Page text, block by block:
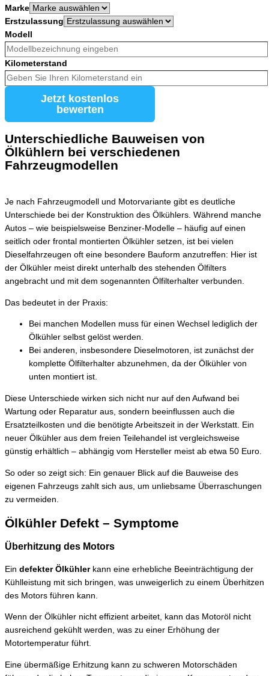
Marke
Erstzulassung
Modell
Kilometerstand
Jetzt kostenlos
bewerten
Unterschiedliche Bauweisen von
Ölkühlern bei verschiedenen
Fahrzeugmodellen
Je nach Fahrzeugmodell und Motorvariante gibt es deutliche
Unterschiede bei der Konstruktion des Ölkühlers. Während manche
Autos – wie beispielsweise Benziner-Modelle – häufig auf einen
seitlich oder frontal montierten Ölkühler setzen, ist bei vielen
Dieselfahrzeugen oft eine besondere Bauform anzutreffen: Hier ist
der Ölkühler meist direkt unterhalb des stehenden Ölfilters
angebracht und mit dem sogenannten Ölfilterhalter verbunden.
Das bedeutet in der Praxis:
Bei manchen Modellen muss für einen Wechsel lediglich der
Ölkühler selbst gelöst werden.
Bei anderen, insbesondere Dieselmotoren, ist zunächst der
komplette Ölfilterhalter abzunehmen, da der Ölkühler von
unten montiert ist.
Diese Unterschiede wirken sich nicht nur auf den Aufwand bei
Wartung oder Reparatur aus, sondern beeinflussen auch die
Ersatzteilkosten und die benötigte Arbeitszeit in der Werkstatt. Ein
neuer Ölkühler aus dem freien Teilehandel ist vergleichsweise
günstig erhältlich – abhängig vom Hersteller meist ab etwa 50 Euro.
So oder so zeigt sich: Ein genauer Blick auf die Bauweise des
eigenen Fahrzeugs zahlt sich aus, um unliebsame Überraschungen
zu vermeiden.
Ölkühler Defekt – Symptome
Überhitzung des Motors
Ein defekter Ölkühlerkann eine erhebliche Beeinträchtigung der
Kühlleistung mit sich bringen, was unweigerlich zu einem Überhitzen
des Motors führen kann.
Wenn der Ölkühler nicht effizient arbeitet, kann das Motoröl nicht
ausreichend gekühlt werden, was zu einer Erhöhung der
Motortemperatur führt.
Eine übermäßige Erhitzung kann zu schweren Motorschäden